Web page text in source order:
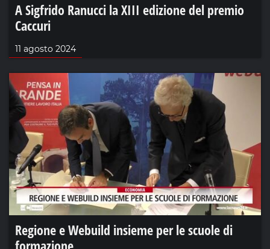
A Sigfrido Ranucci la XIII edizione del premio
Caccuri
11 agosto 2024
Regione e Webuild insieme per le scuole di
formazione